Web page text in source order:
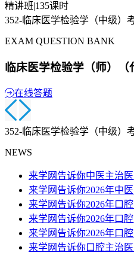
精讲班|135课时
352-临床医学检验学（中级）
EXAM QUESTION BANK
临床医学检验学（师）（
在线答题
352-临床医学检验学（中级）
NEWS
来学网告诉你中医主治
来学网告诉你2026年中
来学网告诉你2026年口
来学网告诉你2026年口
来学网告诉你2026年口
来学网告诉你口腔主治医